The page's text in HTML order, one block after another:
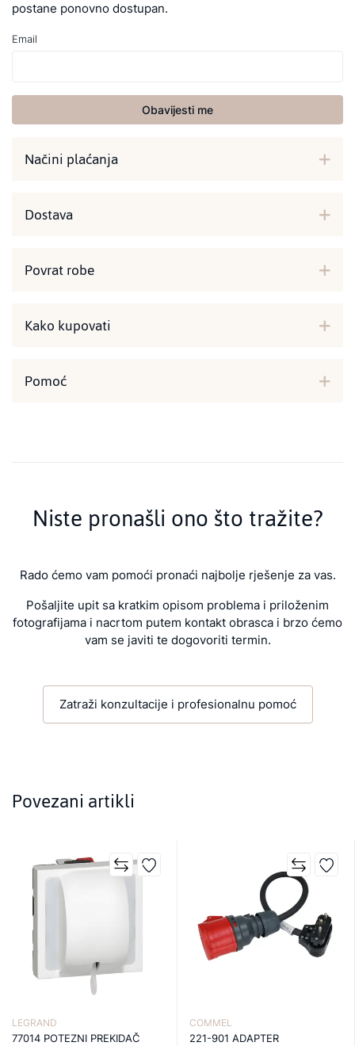
postane ponovno dostupan.
Email
Obavijesti me
Načini plaćanja
Dostava
Povrat robe
Kako kupovati
Pomoć
Niste pronašli ono što tražite?
Rado ćemo vam pomoći pronaći najbolje rješenje za vas.
Pošaljite upit sa kratkim opisom problema i priloženim
fotografijama i nacrtom putem kontakt obrasca i brzo ćemo
vam se javiti te dogovoriti termin.
Zatraži konzultacije i profesionalnu pomoć
Povezani artikli
LEGRAND
77014 POTEZNI PREKIDAČ
COMMEL
221-901 ADAPTER